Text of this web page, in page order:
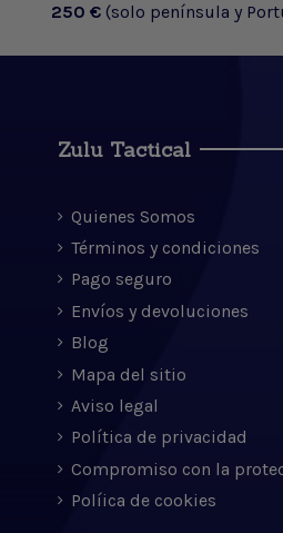
250 € (solo península y
Zulu Tactical
Quienes Somos
Términos y condiciones
Pago seguro
Envíos y devoluciones
Blog
Mapa del sitio
Aviso legal
Política de privacidad
Compromiso con la
Políica de cookies